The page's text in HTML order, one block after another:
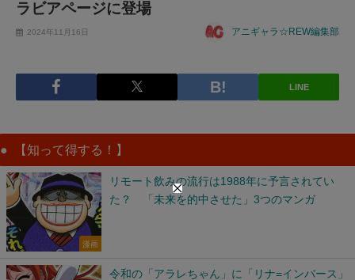
ラビアページに登場
2024年11月16日 アニギャラ☆REW編集部
LINE
【知って得する！】
漫画
リモート飲みの流行は1988年に予言されてい
た？ 「未来を的中させた」3つのマンガ
令和の「アラレちゃん」に「リナ=インバース」